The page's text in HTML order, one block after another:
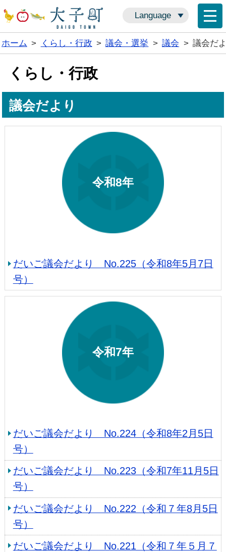
Language
ホーム > くらし・行政 > 議会・選挙 > 議会 > 議会だ
くらし・行政
議会だより
令和8年
だいご議会だより No.225（令和8年5月7日
号）
令和7年
だいご議会だより No.224（令和8年2月5日
号）
だいご議会だより No.223（令和7年11月5日
号）
だいご議会だより No.222（令和７年8月5日
号）
だいご議会だより No.221（令和７年５月７